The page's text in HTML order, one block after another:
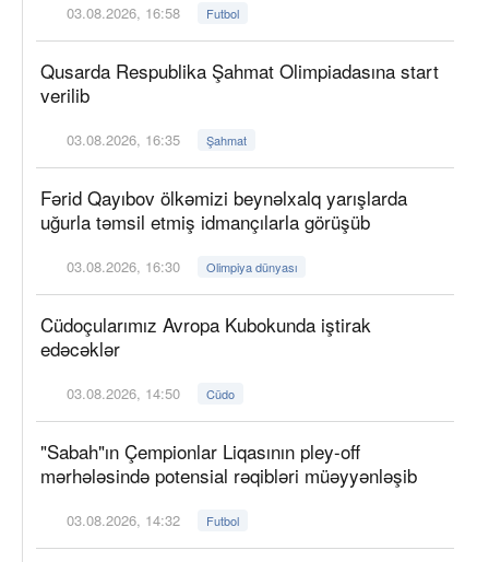
03.08.2026, 16:58 Futbol
Qusarda Respublika Şahmat Olimpiadasına start
verilib
03.08.2026, 16:35 Şahmat
Fərid Qayıbov ölkəmizi beynəlxalq yarışlarda
uğurla təmsil etmiş idmançılarla görüşüb
03.08.2026, 16:30 Olimpiya dünyası
Cüdoçularımız Avropa Kubokunda iştirak
edəcəklər
03.08.2026, 14:50 Cüdo
"Sabah"ın Çempionlar Liqasının pley-off
mərhələsində potensial rəqibləri müəyyənləşib
03.08.2026, 14:32 Futbol